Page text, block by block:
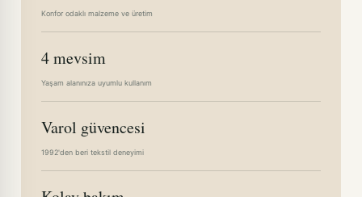
Konfor odaklı malzeme ve üretim
4 mevsim
Yaşam alanınıza uyumlu kullanım
Varol güvencesi
1992'den beri tekstil deneyimi